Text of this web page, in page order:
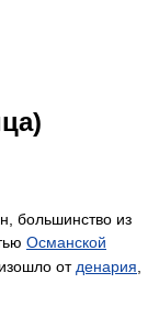
большинство из
Османской
от денария